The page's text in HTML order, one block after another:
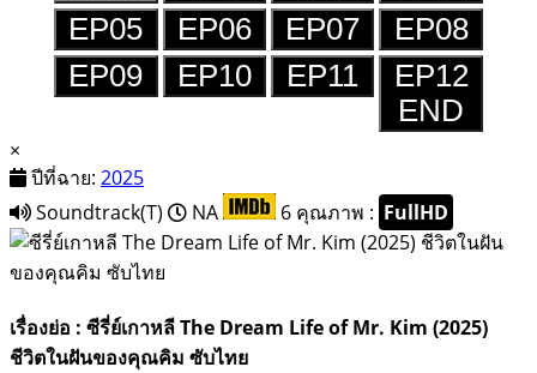
EP05
EP06 EP07
EP08
EP09
EP10 EP11
EP12
END
×
ปีที่ฉาย: 2025
Soundtrack(T)
NA 6 คุณภาพ : FullHD
เรื่องย่อ : ซีรี่ย์เกาหลี The Dream Life of Mr. Kim (2025)
ชีวิตในฝันของคุณคิม ซับไทย